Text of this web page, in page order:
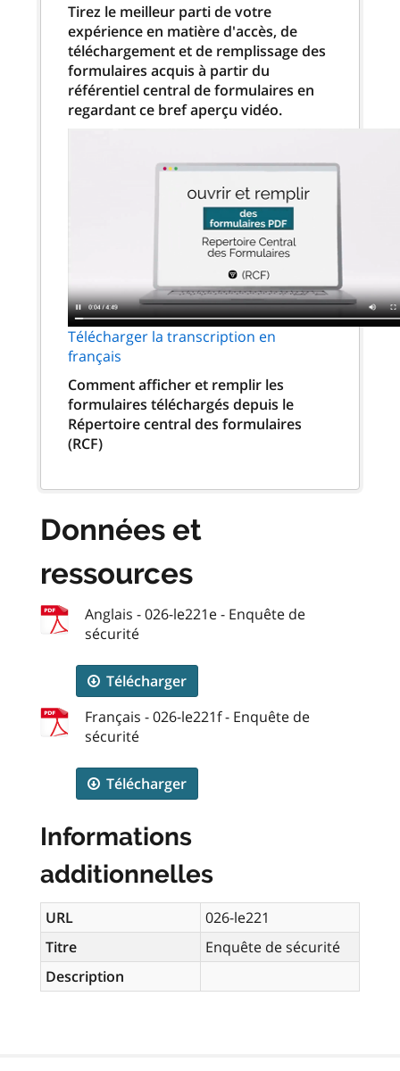
Tirez le meilleur parti de votre
expérience en matière d'accès, de
téléchargement et de remplissage des
formulaires acquis à partir du
référentiel central de formulaires en
regardant ce bref aperçu vidéo.
Télécharger la transcription en
français
Comment afficher et remplir les
formulaires téléchargés depuis le
Répertoire central des formulaires
(RCF)
Données et
ressources
Anglais - 026-le221e - Enquête de
sécurité
Télécharger
Français - 026-le221f - Enquête de
sécurité
Télécharger
Informations
additionnelles
URL
026-le221
Titre
Enquête de sécurité
Description